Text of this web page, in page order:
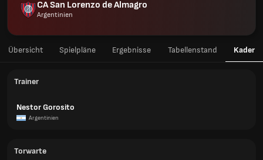
CA San Lorenzo de Almagro
Argentinien
Übersicht Spielpläne Ergebnisse Tabellenstand Kader
Trainer
Nestor Gorosito
Argentinien
Torwarte